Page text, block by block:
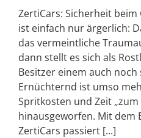
ZertiCars: Sicherheit
ist einfach nur ärgerlich:
das vermeintliche
dann stellt es sich als
Besitzer einem auch
Ernüchternd ist umso
Spritkosten und Zeit „zum
hinausgeworfen. Mit dem
ZertiCars passiert [...]